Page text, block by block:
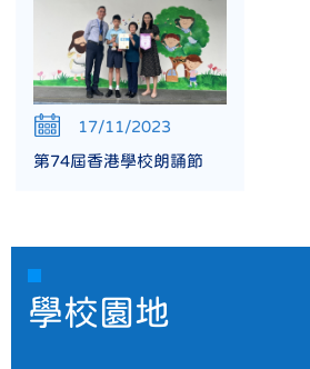
17/11/2023
第74屆香港學校朗誦節
學校園地